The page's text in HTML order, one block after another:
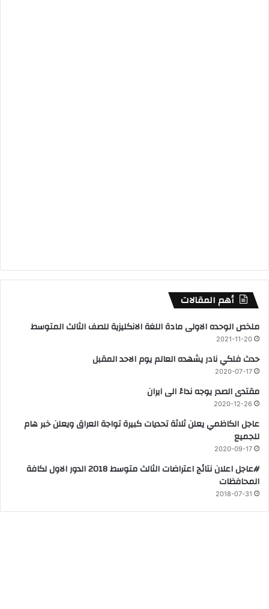
أهم المقالات
ملخص الوحده الاولى مادة اللغة الانكليزية للصف الثالث المتوسط
2021-11-20
حدث فلكي نادر يشهده العالم يوم الاحد المقبل
2020-07-17
مقتدى الصدر يوجه نداءً الى ايران
2020-12-26
عاجل الكاظمي يعلن ثلاثة تحديات كبيرة تواجة العراق ويعلن خبر هام
للجميع
2020-09-17
#عاجل اعلان نتائج اعتراضات الثالث متوسط 2018 الدور الاول لكافة
المحافظات
2018-07-31